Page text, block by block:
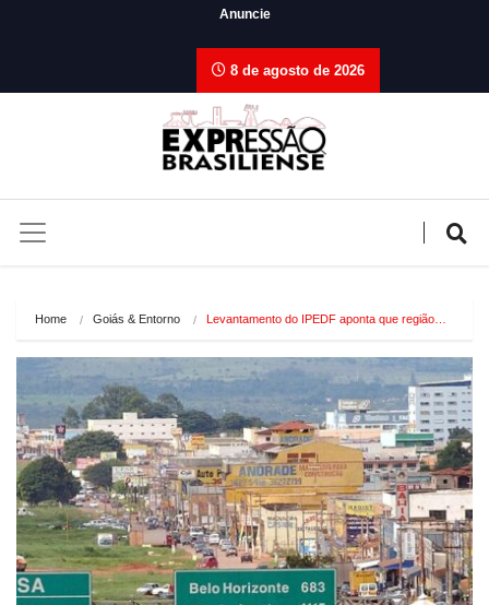
Anuncie
8 de agosto de 2026
Home Goiás & Entorno Levantamento do IPEDF aponta que região…